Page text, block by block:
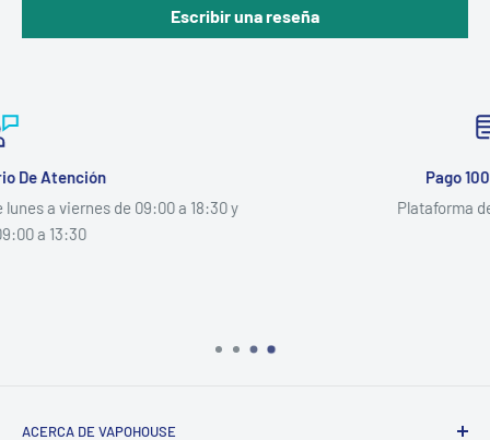
Escribir una reseña
Plataforma de Pago Segura
ACERCA DE VAPOHOUSE